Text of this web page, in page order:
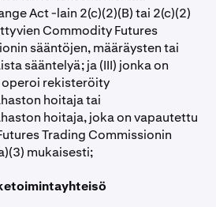
Act -lain 2(c)(2)(B) tai 2(c)(2)
Commodity Futures
sääntöjen, määräysten tai
sääntelyä; ja (III) jonka on
rekisteröity
hoitaja tai
hoitaja, joka on vapautettu
Trading Commissionin
mukaisesti;